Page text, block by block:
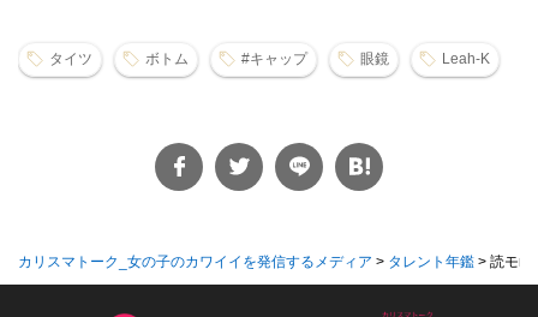
タイツ ボトム #キャップ 眼鏡 Leah-K
カリスマトーク_女の子のカワイイを発信するメディア > タレント年鑑 > 読モ